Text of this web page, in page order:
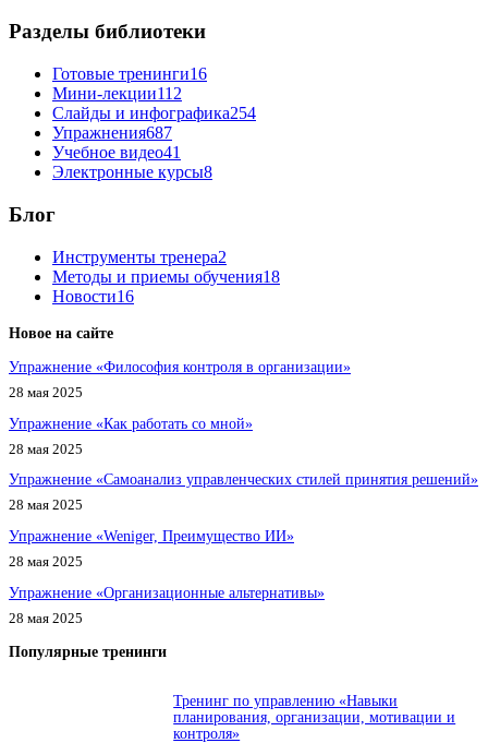
Разделы библиотеки
Готовые тренинги16
Мини-лекции112
Слайды и инфографика254
Упражнения687
Учебное видео41
Электронные курсы8
Блог
Инструменты тренера2
Методы и приемы обучения18
Новости16
Новое на сайте
Упражнение «Философия контроля в организации»
28 мая 2025
Упражнение «Как работать со мной»
28 мая 2025
Упражнение «Самоанализ управленческих стилей принятия решений»
28 мая 2025
Упражнение «Weniger, Преимущество ИИ»
28 мая 2025
Упражнение «Организационные альтернативы»
28 мая 2025
Популярные тренинги
Тренинг по управлению «Навыки
планирования, организации, мотивации и
контроля»